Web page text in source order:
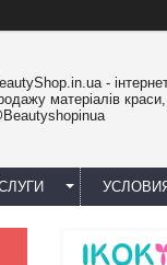
-
матеріалів